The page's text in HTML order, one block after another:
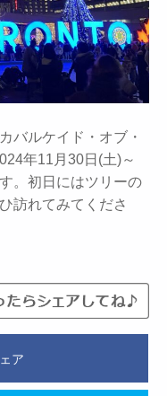
バルケイド・オブ・
年11月30日(土)～
。初日にはツリーの
訪れてみてくださ
ア